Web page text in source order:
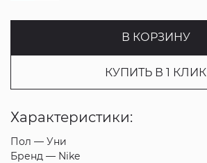
В КОРЗИНУ
КУПИТЬ В 1 КЛИК
Характеристики:
Пол — Уни
Бренд — Nike